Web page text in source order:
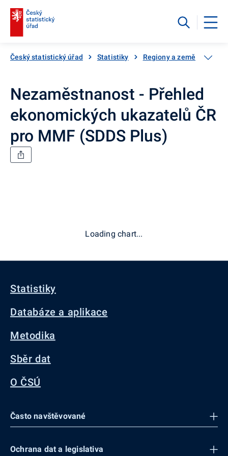
Český statistický úřad Statistiky Regiony a země
Nezaměstnanost - Přehled
ekonomických ukazatelů ČR
pro MMF (SDDS Plus)
Loading chart...
Statistiky
Databáze a aplikace
Metodika
Sběr dat
O ČSÚ
Často navštěvované
Ochrana dat a legislativa